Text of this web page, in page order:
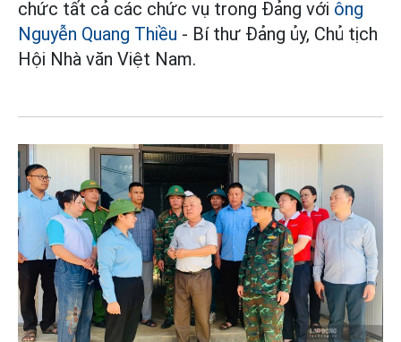
chức tất cả các chức vụ trong Đảng với ông
Nguyễn Quang Thiều - Bí thư Đảng ủy, Chủ tịch
Hội Nhà văn Việt Nam.